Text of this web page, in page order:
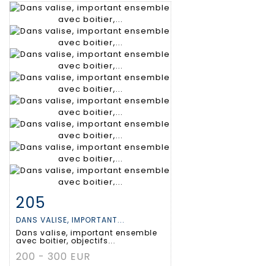
Item detail
205
DANS VALISE, IMPORTANT...
Dans valise, important ensemble
avec boitier, objectifs...
200 - 300 EUR